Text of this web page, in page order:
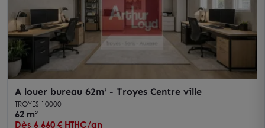
A louer bureau 62m² - Troyes Centre ville
TROYES 10000
62 m²
Dès 6 660 € HTHC/an